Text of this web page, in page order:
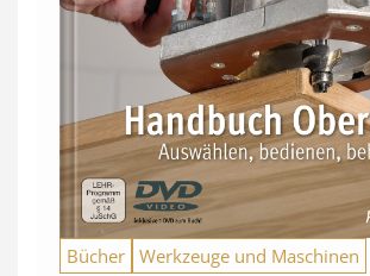
Bücher Werkzeuge und Maschinen